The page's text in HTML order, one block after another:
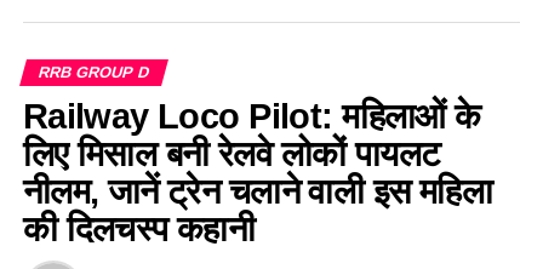
RRB GROUP D
Railway Loco Pilot: महिलाओं के
लिए मिसाल बनी रेलवे लोकों पायलट
नीलम, जानें ट्रेन चलाने वाली इस महिला
की दिलचस्प कहानी